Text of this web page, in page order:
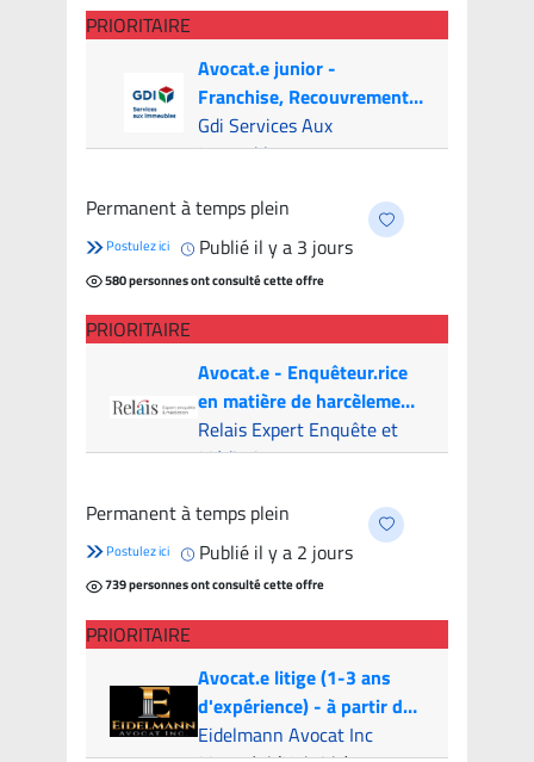
PRIORITAIRE
Avocat.e junior -
Franchise, Recouvrement
et Litige (Canada & USA)
Gdi Services Aux
Immeubles
candidats
Permanent à temps plein
Postulez ici Publié il y a 3 jours
580 personnes ont consulté cette offre
PRIORITAIRE
Avocat.e - Enquêteur.rice
en matière de harcèlement
psychologique
Relais Expert Enquête et
Médiation
candidats
Permanent à temps plein
Postulez ici Publié il y a 2 jours
739 personnes ont consulté cette offre
PRIORITAIRE
Avocat.e litige (1-3 ans
d'expérience) - à partir de
100k par année | Litigation
Eidelmann Avocat Inc